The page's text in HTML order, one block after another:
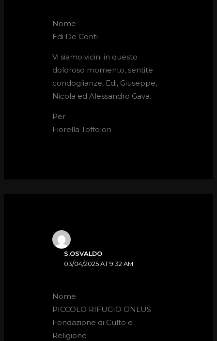
Nome
Edi De Conti
Vi siamo vicini in questo
doloroso momento, sentite
condoglianze, Edi, Giuseppe,
Nicola ed Alessandro Gava.
Per
Fiorella Toffolon
S.OSVALDO
03/04/2025 AT 9:32 AM
Nome
PICCOLO RIFUGIO ONLUS
Fondazione di Culto e
Religione